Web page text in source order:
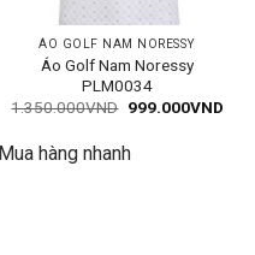
ÁO GOLF NAM NORESSY
Áo Golf Nam Noressy
PLM0034
1.350.000VND Giá
1.350.000VND.
999.000VNDGiá
Mua hàng nhanh